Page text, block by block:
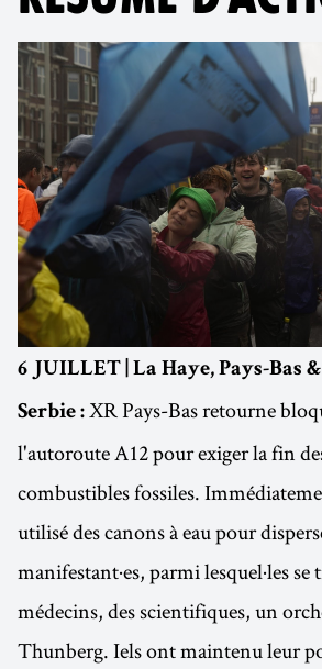
6 JUILLET | La Haye, Pays-Bas
Serbie : XR Pays-Bas retourne
l'autoroute A12 pour exiger la fin
combustibles fossiles.
utilisé des canons à eau pour
manifestant·es, parmi lesquel·les
médecins, des scientifiques, un
Thunberg. Iels ont maintenu leur